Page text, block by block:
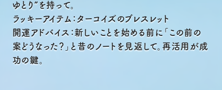
ゆとり”を持って。
ラッキーアイテム：ターコイズのブレスレット
開運アドバイス：新しいことを始める前に「この前の
案どうなった？」と昔のノートを見返して。再活用が成
功の鍵。